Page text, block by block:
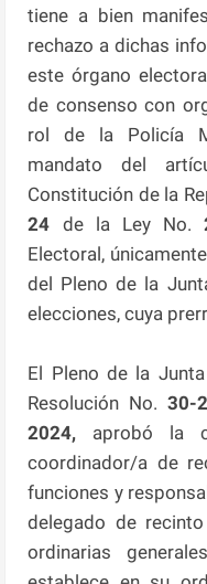
tiene a bien
rechazo a dichas
este órgano
de consenso con
rol de la Policía
mandato del
Constitución de la
24 de la Ley No.
Electoral,
del Pleno de la
elecciones, cuya
El Pleno de la
Resolución No. 30-
2024, aprobó la
coordinador/a de
funciones y
delegado de
ordinarias